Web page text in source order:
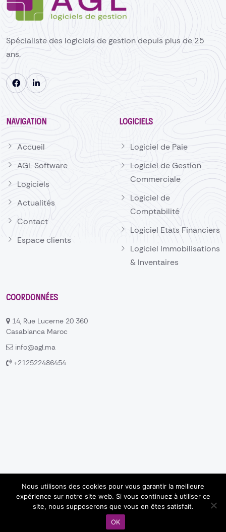
Spécialiste des logiciels de gestion depuis plus de 25
ans.
NAVIGATION
Accueil
AGL Software
Logiciels
Actualités
Contact
Espace clients
LOGICIELS
Logiciel de Paie
Logiciel de Gestion
Commerciale
Logiciel de
Comptabilité
Logiciel Etats Financiers
Logiciel Immobilisations
& Inventaires
COORDONNÉES
14, Rue Lucerne 20 360
Casablanca Maroc
info@agl.ma
+212522486454
Copyright © 2024 AGL Software Maroc, All rights reserved.
SMMALEAD
Politique de confidentialité
Nous utilisons des cookies pour vous garantir la meilleure
expérience sur notre site web. Si vous continuez à utiliser ce
site, nous supposerons que vous en êtes satisfait.
OK